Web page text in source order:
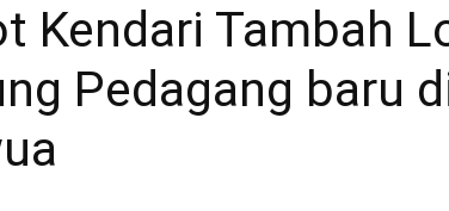
Kendari Tambah
Pedagang baru